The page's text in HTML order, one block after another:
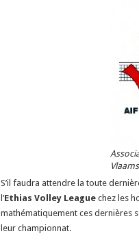
S’il faudra attendre la toute
l’Ethias Volley Leaguechez les
mathématiquement ces dernières
leur championnat.